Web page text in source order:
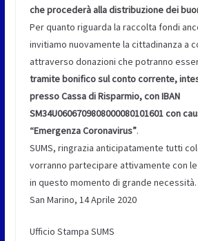
che procederà alla distribuzione dei
Per quanto riguarda la raccolta fondi
invitiamo nuovamente la cittadinanza a
attraverso donazioni che potranno
tramite bonifico sul conto corrente,
presso Cassa di Risparmio, con IBAN
SM34U0606709808000080101601 con
“Emergenza Coronavirus”.
SUMS, ringrazia anticipatamente tutti
vorranno partecipare attivamente con
in questo momento di grande necessità.
San Marino, 14 Aprile 2020
Ufficio Stampa SUMS